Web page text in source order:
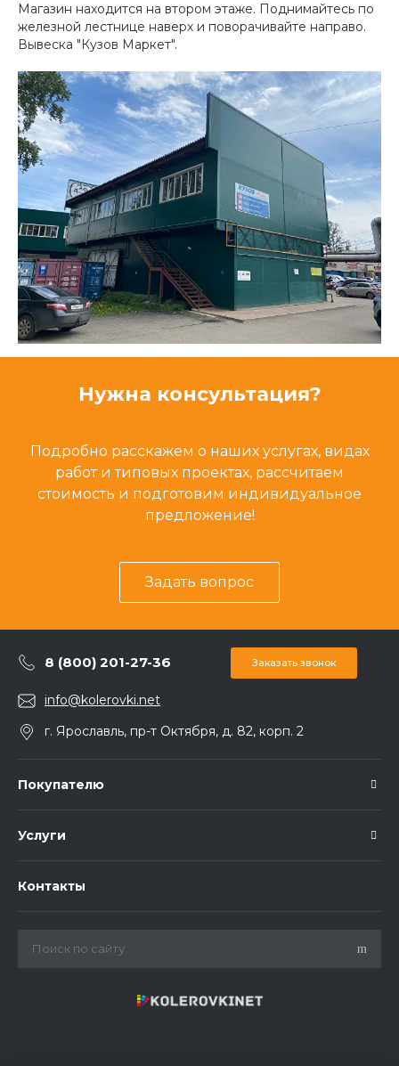
Магазин находится на втором этаже. Поднимайтесь по
железной лестнице наверх и поворачивайте направо.
Вывеска "Кузов Маркет".
Нужна консультация?
Подробно расскажем о наших услугах, видах
работ и типовых проектах, рассчитаем
стоимость и подготовим индивидуальное
предложение!
Задать вопрос
8 (800) 201-27-36 Заказать звонок
info@kolerovki.net
г. Ярославль, пр-т Октября, д. 82, корп. 2
Покупателю
Услуги
Контакты